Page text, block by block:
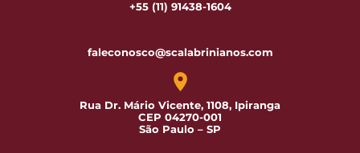
+55 (11) 91438-1604
faleconosco@scalabrinianos.com
Rua Dr. Mário Vicente, 1108, Ipiranga
CEP 04270-001
São Paulo – SP